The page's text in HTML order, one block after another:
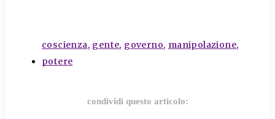
coscienza, gente, governo, manipolazione,
potere
condividi questo articolo: